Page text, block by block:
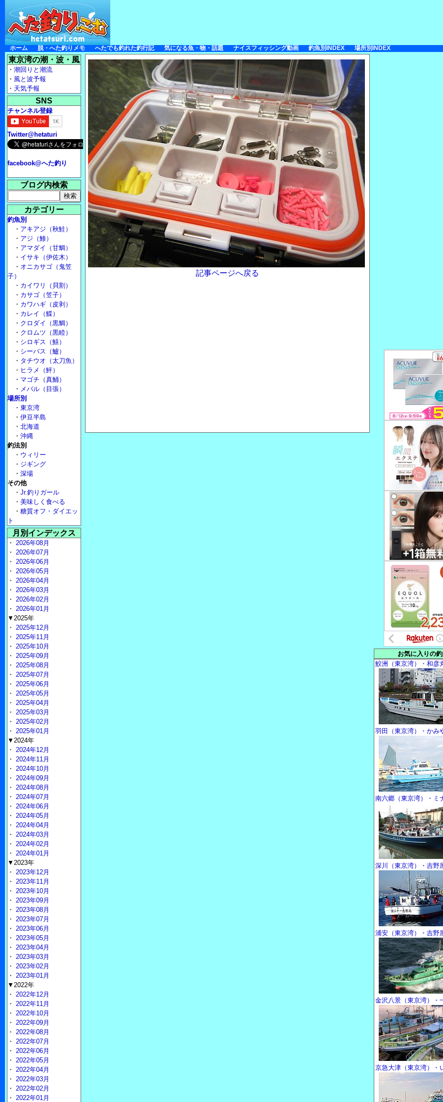
ホーム 脱・へた釣りメモ へたでも釣れた釣行記 気になる魚・物・話題 ナイスフィッシング動画 釣魚別INDEX 場所別INDEX
記事ページへ戻る
東京湾の潮・波・風
・ 潮回りと潮流
・ 風と波予報
・ 天気予報
SNS
チャンネル登録
Twitter@hetaturi
facebook@へた釣り
ブログ内検索
カテゴリー
釣魚別
・ アキアジ（秋鮭）
・ アジ（鯵）
・ アマダイ（甘鯛）
・ イサキ（伊佐木）
・ オニカサゴ（鬼笠
子）
・ カイワリ（貝割）
・ カサゴ（笠子）
・ カワハギ（皮剥）
・ カレイ（鰈）
・ クロダイ（黒鯛）
・ クロムツ（黒睦）
・ シロギス（鱚）
・ シーバス（鱸）
・ タチウオ（太刀魚）
・ ヒラメ（鮃）
・ マゴチ（真鯒）
・ メバル（目張）
場所別
・ 東京湾
・ 伊豆半島
・ 北海道
・ 沖縄
釣法別
・ ウィリー
・ ジギング
・ 深場
その他
・ Jr.釣りガール
・ 美味しく食べる
・ 糖質オフ・ダイエッ
ト
月別インデックス
・ 2026年08月
・ 2026年07月
・ 2026年06月
・ 2026年05月
・ 2026年04月
・ 2026年03月
・ 2026年02月
・ 2026年01月
▼2025年
・ 2025年12月
・ 2025年11月
・ 2025年10月
・ 2025年09月
・ 2025年08月
・ 2025年07月
・ 2025年06月
・ 2025年05月
・ 2025年04月
・ 2025年03月
・ 2025年02月
・ 2025年01月
▼2024年
・ 2024年12月
・ 2024年11月
・ 2024年10月
・ 2024年09月
・ 2024年08月
・ 2024年07月
・ 2024年06月
・ 2024年05月
・ 2024年04月
・ 2024年03月
・ 2024年02月
・ 2024年01月
▼2023年
・ 2023年12月
・ 2023年11月
・ 2023年10月
・ 2023年09月
・ 2023年08月
・ 2023年07月
・ 2023年06月
・ 2023年05月
・ 2023年04月
・ 2023年03月
・ 2023年02月
・ 2023年01月
▼2022年
・ 2022年12月
・ 2022年11月
・ 2022年10月
・ 2022年09月
・ 2022年08月
・ 2022年07月
・ 2022年06月
・ 2022年05月
・ 2022年04月
・ 2022年03月
・ 2022年02月
・ 2022年01月
お気に入りの
鮫洲（東京湾）・和彦
羽田（東京湾）・かみ
南六郷（東京湾）・ミ
深川（東京湾）・吉野
浦安（東京湾）・吉野
金沢八景（東京湾）・
京急大津（東京湾）・